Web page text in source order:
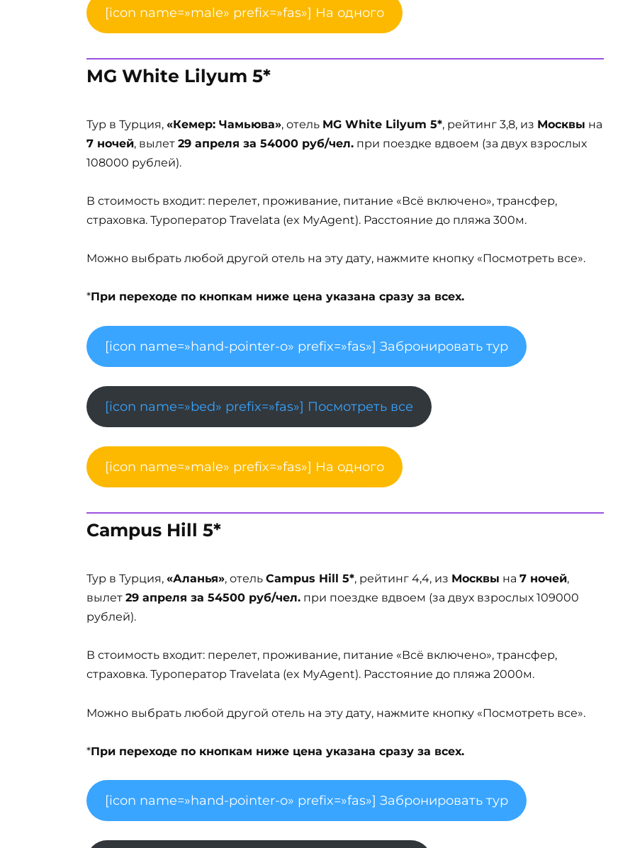
[icon name=»male» prefix=»fas»] На одного
MG White Lilyum 5*
Тур в Турция, «Кемер: Чамьюва», отель MG White Lilyum 5*, рейтинг 3,8, из Москвы на
7 ночей, вылет 29 апреля за 54000 руб/чел. при поездке вдвоем (за двух взрослых
108000 рублей).
В стоимость входит: перелет, проживание, питание «Всё включено», трансфер,
страховка. Туроператор Travelata (ex MyAgent). Расстояние до пляжа 300м.
Можно выбрать любой другой отель на эту дату, нажмите кнопку «Посмотреть все».
*При переходе по кнопкам ниже цена указана сразу за всех.
[icon name=»hand-pointer-o» prefix=»fas»] Забронировать тур
[icon name=»bed» prefix=»fas»] Посмотреть все
[icon name=»male» prefix=»fas»] На одного
Campus Hill 5*
Тур в Турция, «Аланья», отель Campus Hill 5*, рейтинг 4,4, из Москвы на 7 ночей,
вылет 29 апреля за 54500 руб/чел. при поездке вдвоем (за двух взрослых 109000
рублей).
В стоимость входит: перелет, проживание, питание «Всё включено», трансфер,
страховка. Туроператор Travelata (ex MyAgent). Расстояние до пляжа 2000м.
Можно выбрать любой другой отель на эту дату, нажмите кнопку «Посмотреть все».
*При переходе по кнопкам ниже цена указана сразу за всех.
[icon name=»hand-pointer-o» prefix=»fas»] Забронировать тур